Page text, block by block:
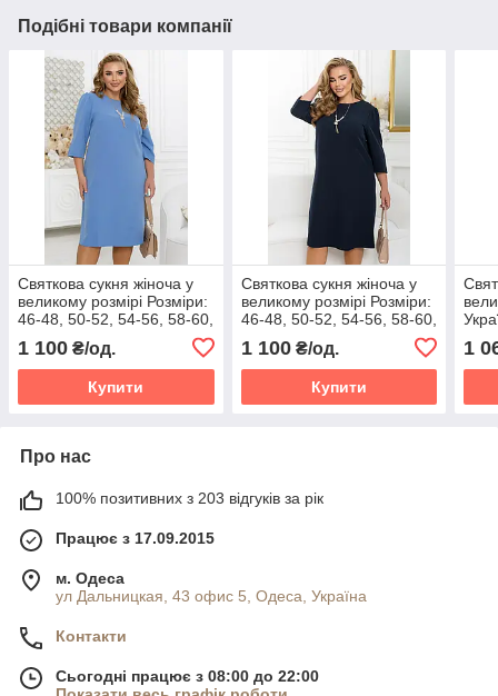
Подібні товари компанії
Святкова сукня жіноча у
великому розмірі Розміри:
46-48, 50-52, 54-56, 58-60,
1 100 ₴/од.
Купити
Святкова сукня жіноча у
великому розмірі Розміри:
46-48, 50-52, 54-56, 58-60,
1 100₴/од.
Купити
1
Про нас
100% позитивних з 203 відгуків за рік
Працює з 17.09.2015
м. Одеса
ул Дальницкая, 43 офис 5, Одеса, Україна
Контакти
Сьогодні працює з 08:00 до 22:00